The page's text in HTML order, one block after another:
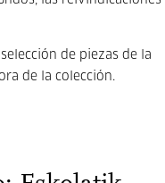
de piezas de la
de la colección.